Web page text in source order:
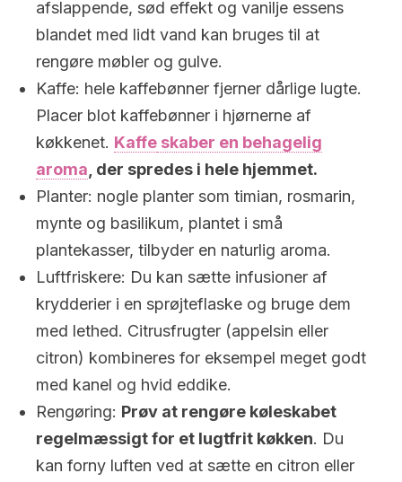
afslappende, sød effekt og vanilje essens
blandet med lidt vand kan bruges til at
rengøre møbler og gulve.
Kaffe: hele kaffebønner fjerner dårlige lugte.
Placer blot kaffebønner i hjørnerne af
køkkenet. Kaffe skaber en behagelig
aroma , der spredes i hele hjemmet.
Planter: nogle planter som timian, rosmarin,
mynte og basilikum, plantet i små
plantekasser, tilbyder en naturlig aroma.
Luftfriskere: Du kan sætte infusioner af
krydderier i en sprøjteflaske og bruge dem
med lethed. Citrusfrugter (appelsin eller
citron) kombineres for eksempel meget godt
med kanel og hvid eddike.
Rengøring: Prøv at rengøre køleskabet
regelmæssigt for et lugtfrit køkken. Du
kan forny luften ved at sætte en citron eller